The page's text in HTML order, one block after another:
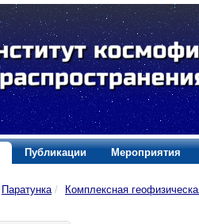
Публикации Мероприятия
Паратунка / Комплексная